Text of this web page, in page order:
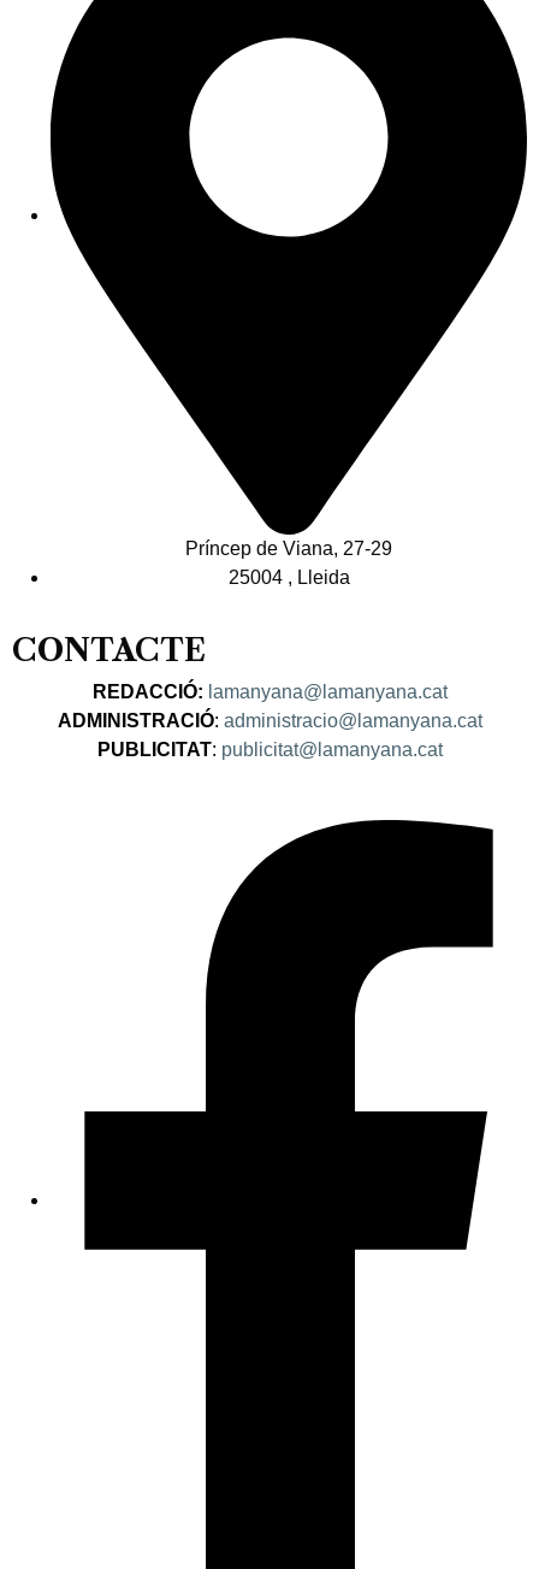
Príncep de Viana, 27-29
25004 , Lleida
CONTACTE
REDACCIÓ: lamanyana@lamanyana.cat
ADMINISTRACIÓ: administracio@lamanyana.cat
PUBLICITAT: publicitat@lamanyana.cat